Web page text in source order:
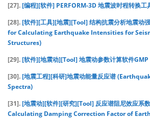
[27].[编程][软件] PERFORM-3D 地震波时程转换工
[28].[软件][工具][地震][Tool] 结构抗震分析地震动
for Calculating Earthquake Intensities for
Structures)
[29].[软件][地震动][Tool] 地震动参数计算软件
[30].[地震工程][科研]地震动能量反应谱
Spectra)
[31].[地震动][软件][研究][Tool] 反应谱阻尼效应系
Calculating Damping Correction Factor of